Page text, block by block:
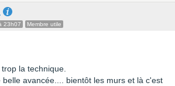
23h07 Membre utile
la technique.
avancée.... bientôt les murs et là c'est